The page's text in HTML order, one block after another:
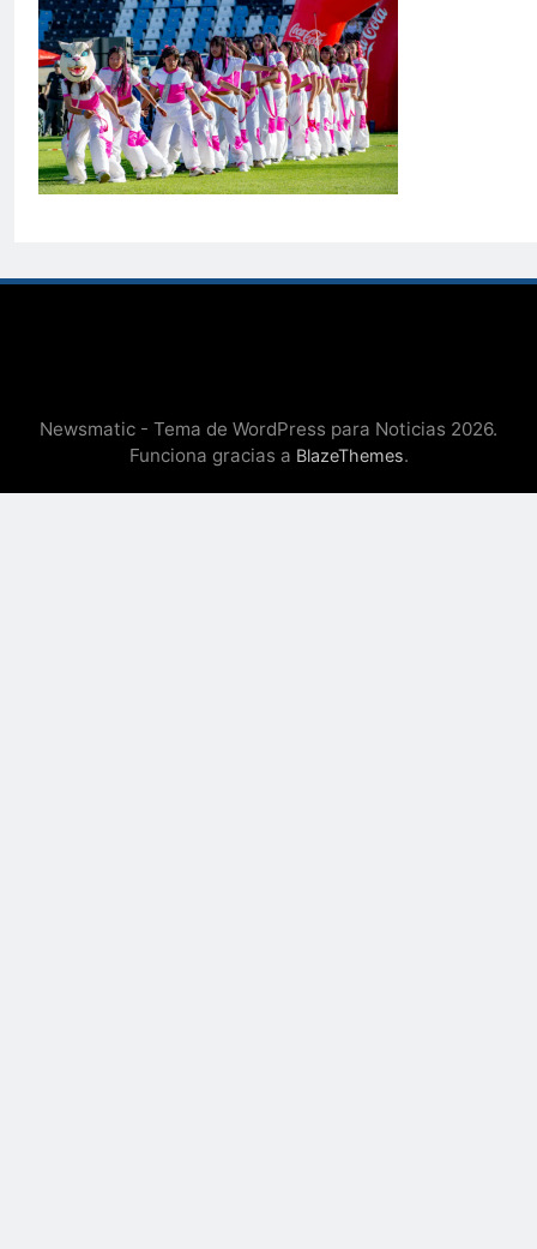
Newsmatic - Tema de WordPress para Noticias 2026.
Funciona gracias a BlazeThemes.